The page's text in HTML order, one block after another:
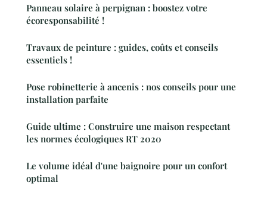
Panneau solaire à perpignan : boostez votre
écoresponsabilité !
Travaux de peinture : guides, coûts et conseils
essentiels !
Pose robinetterie à ancenis : nos conseils pour une
installation parfaite
Guide ultime : Construire une maison respectant
les normes écologiques RT 2020
Le volume idéal d'une baignoire pour un confort
optimal